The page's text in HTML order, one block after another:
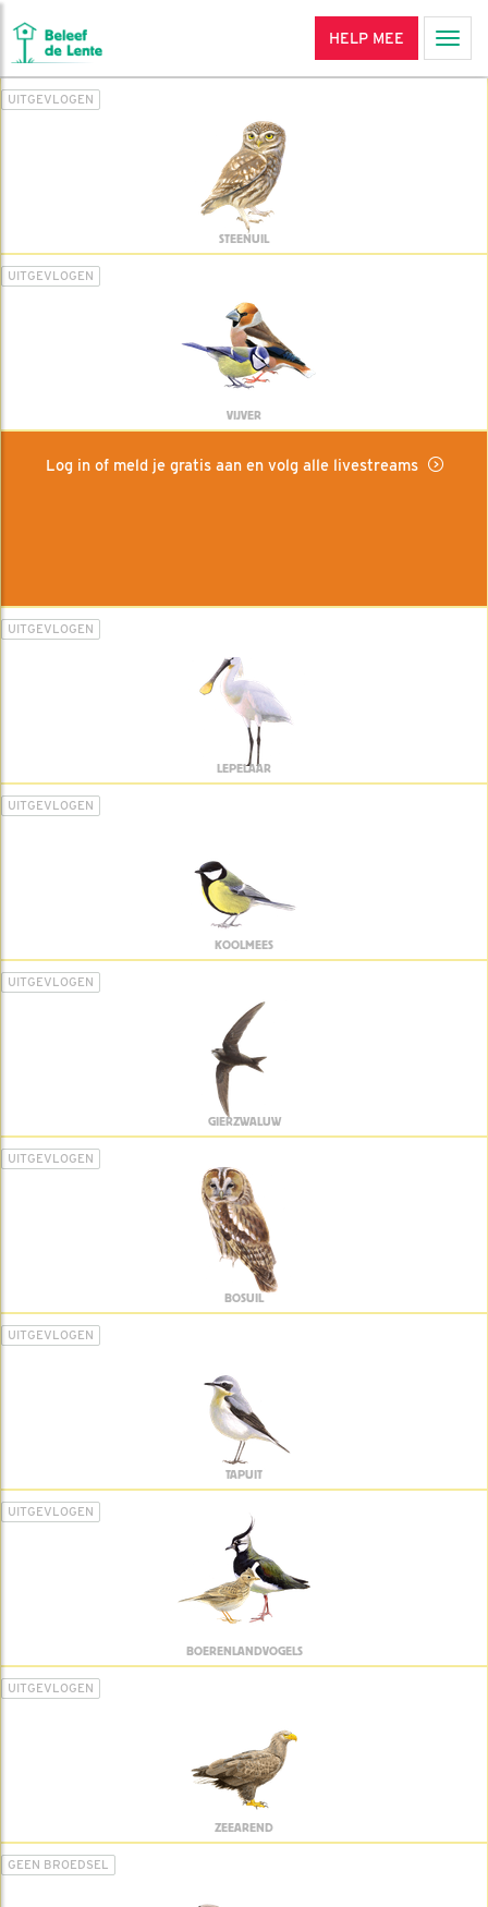
HELP MEE
UITGEVLOGEN
STEENUIL
UITGEVLOGEN
VIJVER
Log in of meld je gratis aan en volg alle livestreams
UITGEVLOGEN
LEPELAAR
UITGEVLOGEN
KOOLMEES
UITGEVLOGEN
GIERZWALUW
UITGEVLOGEN
BOSUIL
UITGEVLOGEN
TAPUIT
UITGEVLOGEN
BOERENLANDVOGELS
UITGEVLOGEN
ZEEAREND
GEEN BROEDSEL